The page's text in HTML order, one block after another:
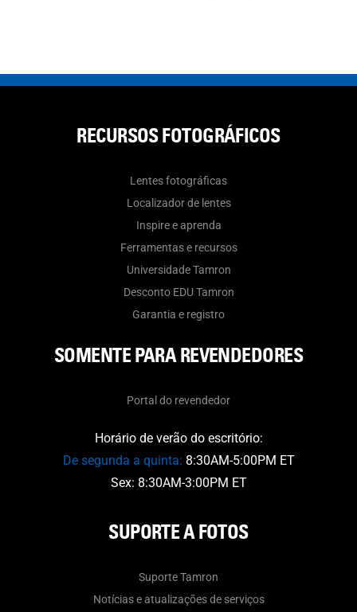
RECURSOS FOTOGRÁFICOS
Lentes fotográficas
Localizador de lentes
Inspire e aprenda
Ferramentas e recursos
Universidade Tamron
Desconto EDU Tamron
Garantia e registro
SOMENTE PARA REVENDEDORES
Portal do revendedor
Horário de verão do escritório:
De segunda a quinta: 8:30AM-5:00PM ET
Sex: 8:30AM-3:00PM ET
SUPORTE A FOTOS
Suporte Tamron
Notícias e atualizações de serviços